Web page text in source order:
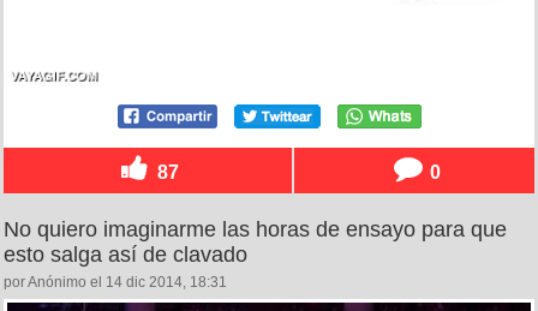
87 0
No quiero imaginarme las horas de ensayo para que
esto salga así de clavado
por Anónimo el 14 dic 2014, 18:31